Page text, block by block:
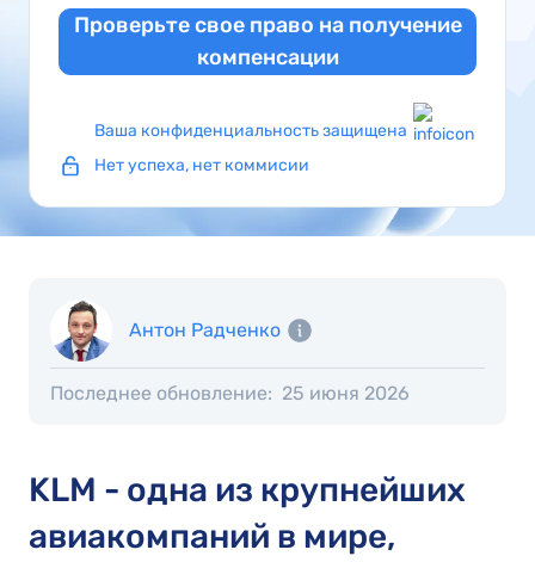
Проверьте свое право на получение
компенсации
Ваша конфиденциальность защищена
Нет успеха, нет коммисии
Антон Радченко
Последнее обновление: 25 июня 2026
KLM - одна из крупнейших
авиакомпаний в мире,